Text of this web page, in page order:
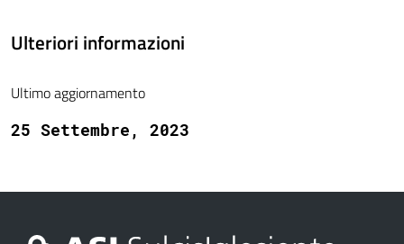
Ulteriori informazioni
Ultimo aggiornamento
25 Settembre, 2023